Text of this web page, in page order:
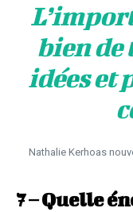
bien
idées et
Nathalie Kerhoas
7 – Quelle